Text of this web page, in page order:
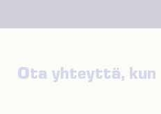
Ota yhteyttä,